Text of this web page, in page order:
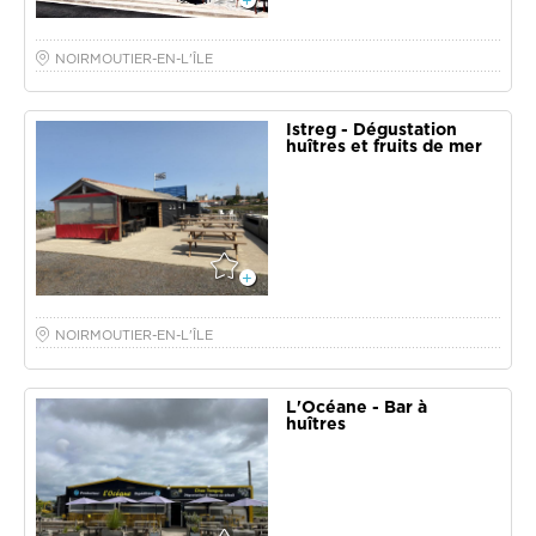
NOIRMOUTIER-EN-L'ÎLE
Istreg - Dégustation
huîtres et fruits de mer
NOIRMOUTIER-EN-L'ÎLE
L'Océane - Bar à
huîtres